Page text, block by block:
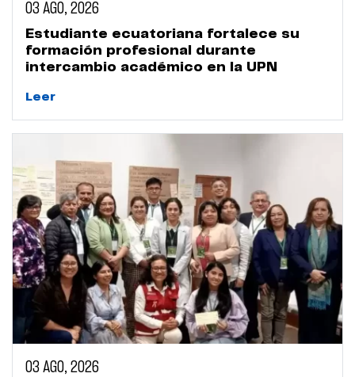
03 AGO, 2026
Estudiante ecuatoriana fortalece su
formación profesional durante
intercambio académico en la UPN
Leer
03 AGO, 2026